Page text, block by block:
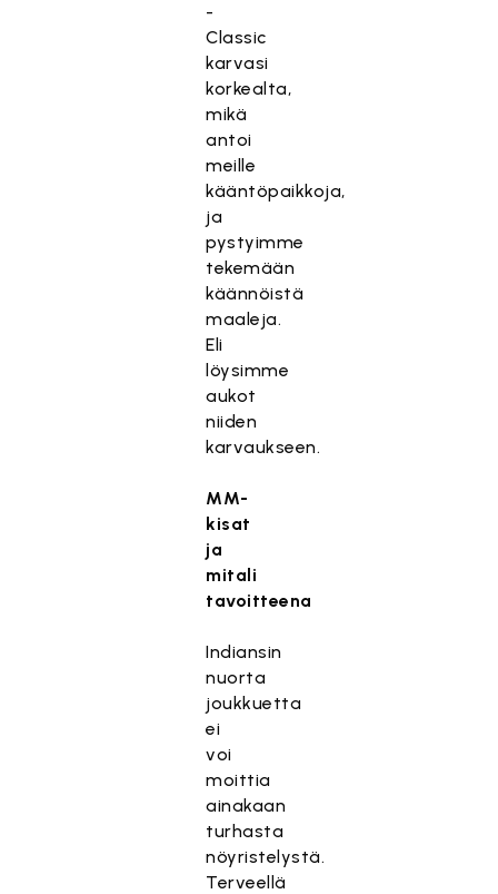
-
Classic
karvasi
korkealta,
mikä
antoi
meille
kääntöpaikkoja,
ja
pystyimme
tekemään
käännöistä
maaleja.
Eli
löysimme
aukot
niiden
karvaukseen.
MM-
kisat
ja
mitali
tavoitteena
Indiansin
nuorta
joukkuetta
ei
voi
moittia
ainakaan
turhasta
nöyristelystä.
Terveellä